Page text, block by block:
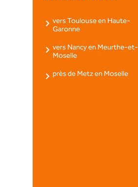
vers Toulouse en Haute-
Garonne
vers Nancy en Meurthe-et-
Moselle
près de Metz en Moselle